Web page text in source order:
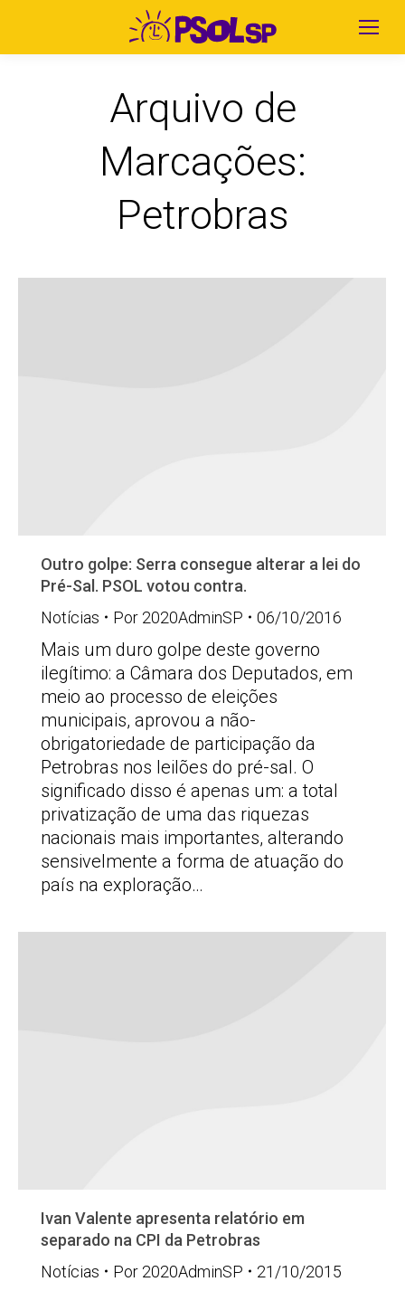
Arquivo de
Marcações:
Petrobras
Outro golpe: Serra consegue alterar a lei do
Pré-Sal. PSOL votou contra.
Notícias
Por 2020AdminSP 06/10/2016
Mais um duro golpe deste governo
ilegítimo: a Câmara dos Deputados, em
meio ao processo de eleições
municipais, aprovou a não-
obrigatoriedade de participação da
Petrobras nos leilões do pré-sal. O
significado disso é apenas um: a total
privatização de uma das riquezas
nacionais mais importantes, alterando
sensivelmente a forma de atuação do
país na exploração…
Ivan Valente apresenta relatório em
separado na CPI da Petrobras
Notícias
Por 2020AdminSP 21/10/2015